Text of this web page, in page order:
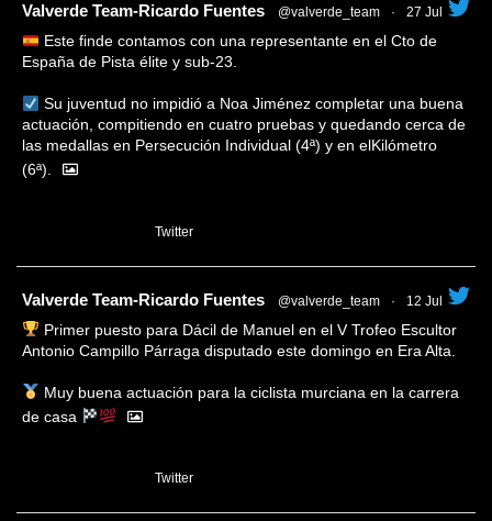
Valverde Team-Ricardo Fuentes @valverde_team · 27 Jul
Este finde contamos con una representante en el Cto de
España de Pista élite y sub-23.
Su juventud no impidió a Noa Jiménez completar una buena
actuación, compitiendo en cuatro pruebas y quedando cerca de
las medallas en Persecución Individual (4ª) y en elKilómetro
(6ª).
Twitter
Valverde Team-Ricardo Fuentes @valverde_team · 12 Jul
Primer puesto para Dácil de Manuel en el V Trofeo Escultor
Antonio Campillo Párraga disputado este domingo en Era Alta.
Muy buena actuación para la ciclista murciana en la carrera
de casa
Twitter